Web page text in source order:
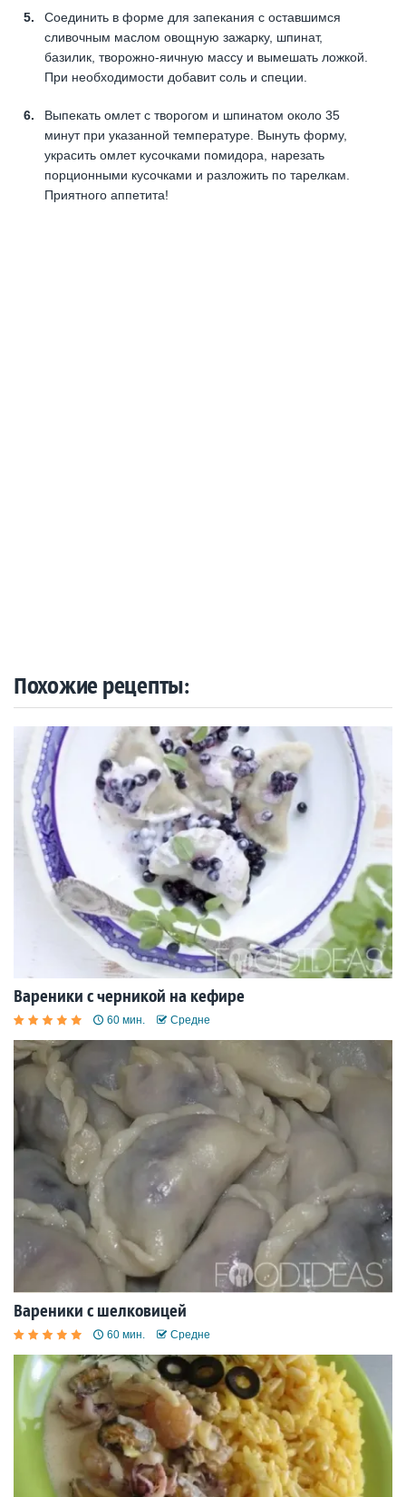
Соединить в форме для запекания с оставшимся
сливочным маслом овощную зажарку, шпинат,
базилик, творожно-яичную массу и вымешать ложкой.
При необходимости добавит соль и специи.
Выпекать омлет с творогом и шпинатом около 35
минут при указанной температуре. Вынуть форму,
украсить омлет кусочками помидора, нарезать
порционными кусочками и разложить по тарелкам.
Приятного аппетита!
Похожие рецепты:
Вареники с черникой на кефире
60 мин. Средне
Вареники с шелковицей
60 мин. Средне